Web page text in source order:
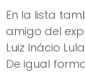
En la lista
amigo del
Luiz Inácio
De igual